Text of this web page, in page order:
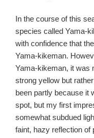
In the course of this
species called Yama-
with confidence that
Yama-kikeman.
Yama-kikeman, it was
strong yellow but
been partly because it
spot, but my first
somewhat subdued
faint, hazy reflection of